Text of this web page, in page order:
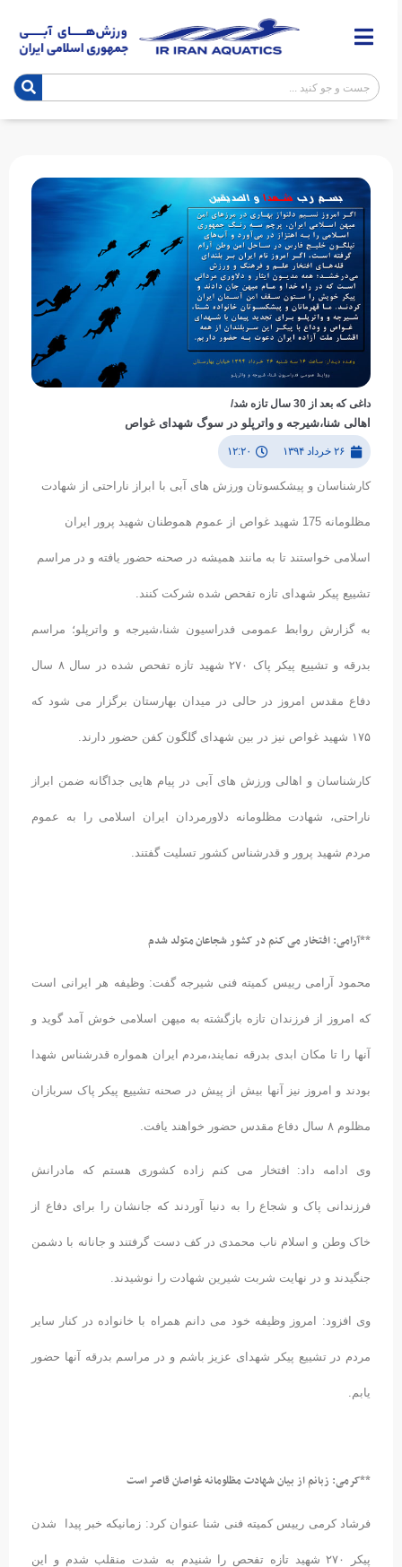
داغی که بعد از 30 سال تازه شد/
اهالی شنا،شیرجه و واترپلو در سوگ شهدای غواص
۲۶ خرداد ۱۳۹۴ ۱۲:۲۰
کارشناسان و پیشکسوتان ورزش های آبی با ابراز ناراحتی از شهادت
مظلومانه 175 شهید غواص از عموم هموطنان شهید پرور ایران
اسلامی خواستند تا به مانند همیشه در صحنه حضور یافته و در مراسم
تشییع پیکر شهدای تازه تفحص شده شرکت کنند.
به گزارش روابط عمومی فدراسیون شنا،شیرجه و واترپلو؛ مراسم
بدرقه و تشییع پیکر پاک ۲۷۰ شهید تازه تفحص شده در سال ۸ سال
دفاع مقدس امروز در حالی در میدان بهارستان برگزار می شود که
۱۷۵ شهید غواص نیز در بین شهدای گلگون کفن حضور دارند.
کارشناسان و اهالی ورزش های آبی در پیام هایی جداگانه ضمن ابراز
ناراحتی، شهادت مظلومانه دلاورمردان ایران اسلامی را به عموم
مردم شهید پرور و قدرشناس کشور تسلیت گفتند.
**آرامی: افتخار می کنم در کشور شجاعان متولد شدم
محمود آرامی رییس کمیته فنی شیرجه گفت: وظیفه هر ایرانی است
که امروز از فرزندان تازه بازگشته به میهن اسلامی خوش آمد گوید و
آنها را تا مکان ابدی بدرقه نمایند،مردم ایران همواره قدرشناس شهدا
بودند و امروز نیز آنها بیش از پیش در صحنه تشییع پیکر پاک سربازان
مظلوم ۸ سال دفاع مقدس حضور خواهند یافت.
وی ادامه داد: افتخار می کنم زاده کشوری هستم که مادرانش
فرزندانی پاک و شجاع را به دنیا آوردند که جانشان را برای دفاع از
خاک وطن و اسلام ناب محمدی در کف دست گرفتند و جانانه با دشمن
جنگیدند و در نهایت شربت شیرین شهادت را نوشیدند.
وی افزود: امروز وظیفه خود می دانم همراه با خانواده در کنار سایر
مردم در تشییع پیکر شهدای عزیز باشم و در مراسم بدرقه آنها حضور
یابم.
**کرمی: زبانم از بیان شهادت مظلومانه غواصان قاصر است
فرشاد کرمی رییس کمیته فنی شنا عنوان کرد: زمانیکه خبر پیدا شدن
پیکر ۲۷۰ شهید تازه تفحص را شنیدم به شدت منقلب شدم و این